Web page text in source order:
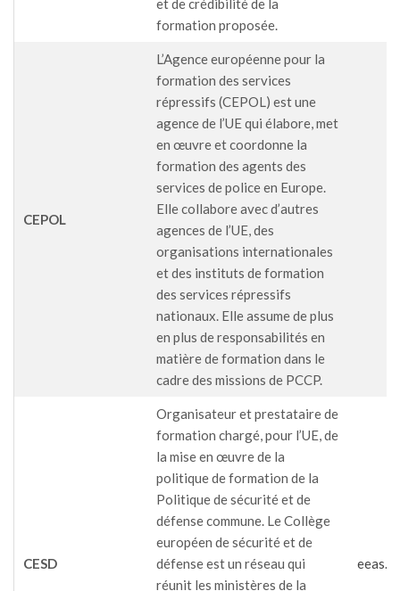
et de crédibilité de la
formation proposée.
CEPOL
L’Agence européenne pour la
formation des services
répressifs (CEPOL) est une
agence de l’UE qui élabore, met
en œuvre et coordonne la
formation des agents des
services de police en Europe.
Elle collabore avec d’autres
agences de l’UE, des
organisations internationales
et des instituts de formation
des services répressifs
nationaux. Elle assume de plus
en plus de responsabilités en
matière de formation dans le
cadre des missions de PCCP.
CESD
Organisateur et prestataire de
formation chargé, pour l’UE, de
la mise en œuvre de la
politique de formation de la
Politique de sécurité et de
défense commune. Le Collège
européen de sécurité et de
défense est un réseau qui
réunit les ministères de la